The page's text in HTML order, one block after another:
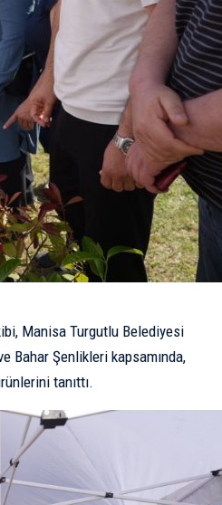
Manisa Turgutlu Belediyesi
Bahar Şenlikleri kapsamında,
tanıttı.